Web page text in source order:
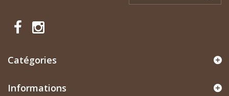
Catégories
Informations